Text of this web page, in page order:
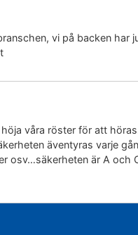
vi på backen
våra röster för att
äventyras varje
osv…säkerheten är A